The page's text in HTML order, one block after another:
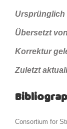
Ursprünglich
Übersetzt
Korrektur
Zuletzt
Consortium for